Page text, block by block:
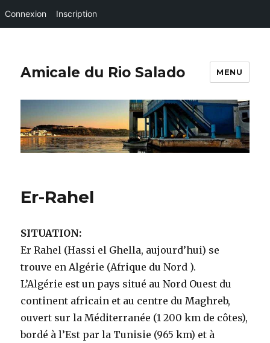
Connexion Inscription
Amicale du Rio Salado MENU
Er-Rahel
SITUATION:
Er Rahel (Hassi el Ghella, aujourd’hui) se
trouve en Algérie (Afrique du Nord ).
L’Algérie est un pays situé au Nord Ouest du
continent africain et au centre du Maghreb,
ouvert sur la Méditerranée (1 200 km de côtes),
bordé à l’Est par la Tunisie (965 km) et à